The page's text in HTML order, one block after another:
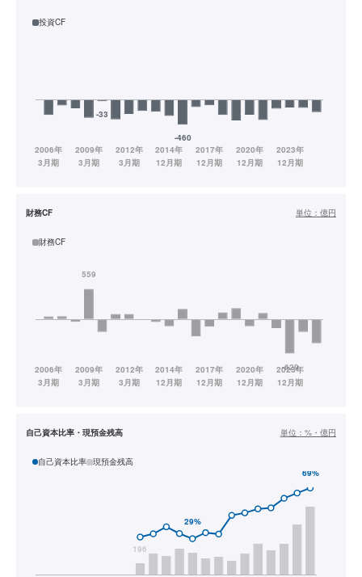
投資CF
財務CF 単位： 億円
財務CF
自己資本比率・現預金残高 単位： %・億円
自己資本比率 現預金残高